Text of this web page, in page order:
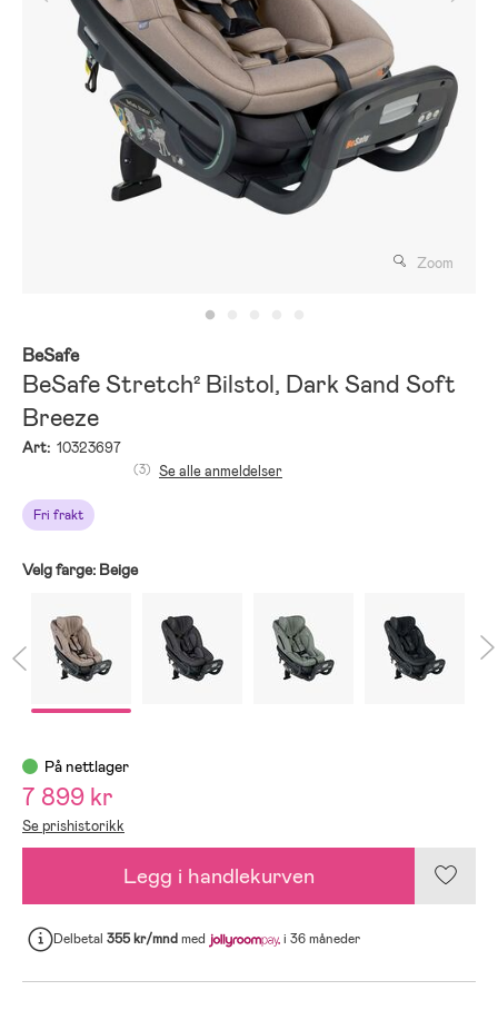
Zoom
BeSafe
BeSafe Stretch² Bilstol, Dark Sand Soft
Breeze
Art: 10323697
Fri frakt
(3) Se alle anmeldelser
Velg farge: Beige
På nettlager
7 899 kr
Se prishistorikk
Legg i handlekurven
Delbetal 355 kr/mndmed i 36 måneder